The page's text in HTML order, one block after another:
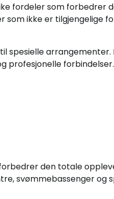
fordeler som forbedrer
som ikke er tilgjengelige
spesielle arrangementer.
profesjonelle forbindelser.
den totale
svømmebassenger og